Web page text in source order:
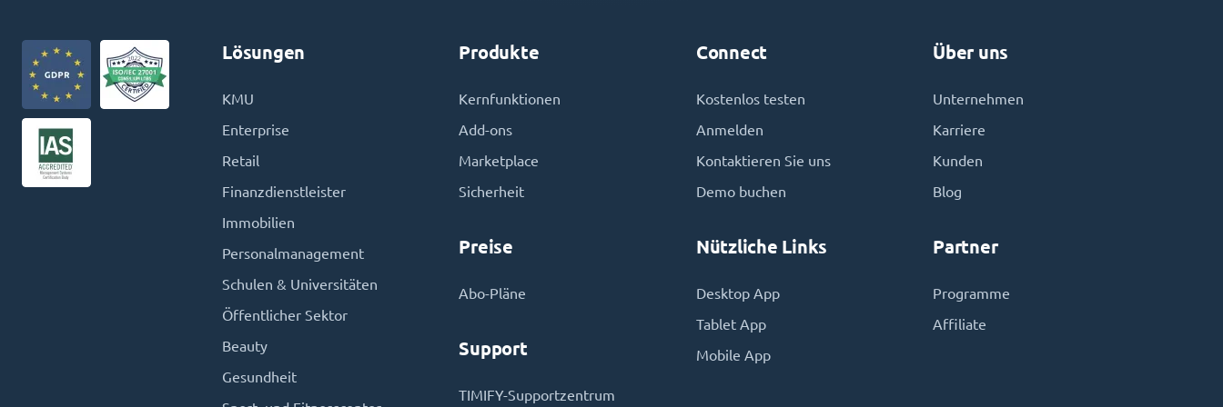
Lösungen
KMU
Enterprise
Retail
Finanzdienstleister
Immobilien
Personalmanagement
Schulen & Universitäten
Öffentlicher Sektor
Beauty
Gesundheit
Produkte
Kernfunktionen
Add-ons
Marketplace
Sicherheit
Preise
Abo-Pläne
Support
TIMIFY-Supportzentrum
Connect
Kostenlos testen
Anmelden
Kontaktieren Sie uns
Demo buchen
Nützliche Links
Desktop App
Tablet App
Mobile App
Über uns
Unternehmen
Karriere
Kunden
Blog
Partner
Programme
Affiliate